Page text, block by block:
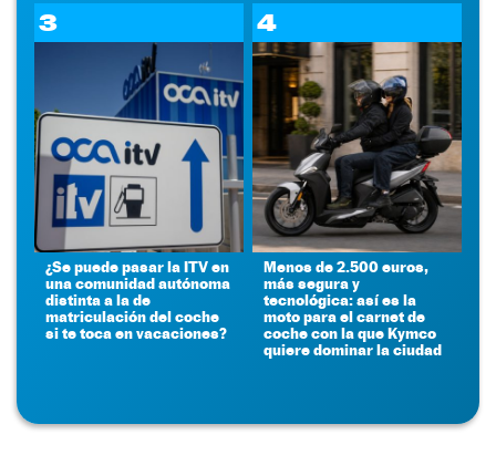
3
¿Se puede pasar la ITV en
una comunidad autónoma
distinta a la de
matriculación del coche
si te toca en vacaciones?
4
Menos de 2.500 euros,
más segura y
tecnológica: así es la
moto para el carnet de
coche con la que Kymco
quiere dominar la ciudad